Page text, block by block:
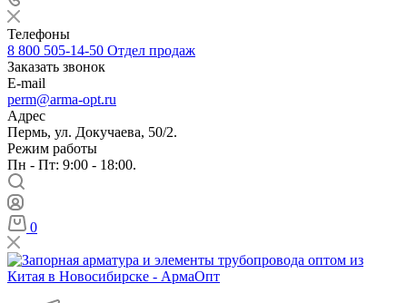
Телефоны
8 800 505-14-50 Отдел продаж
Заказать звонок
E-mail
perm@arma-opt.ru
Адрес
Пермь, ул. Докучаева, 50/2.
Режим работы
Пн - Пт: 9:00 - 18:00.
0